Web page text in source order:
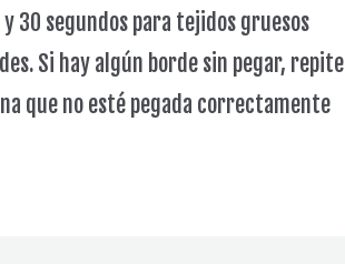
30 segundos para tejidos gruesos
Si hay algún borde sin pegar, repite
que no esté pegada correctamente